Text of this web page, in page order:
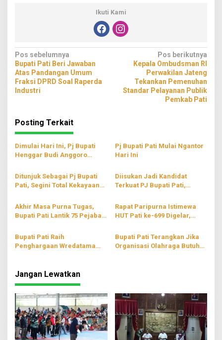
Ikuti Kami
Navigasi
pos
Pos sebelumnya
Bupati Pati Beri Jawaban
Atas Pandangan Umum
Fraksi DPRD Soal Raperda
Industri
Pos berikutnya
Kepala Ombudsman RI
Perwakilan Jateng
Tekankan Pemenuhan
Standar Pelayanan Publik
Pemkab Pati
Posting Terkait
Dimulai Hari Ini, Pj Bupati
Henggar Budi Anggoro
Taekwondo 2022
Pj Bupati Pati Mulai Ngantor
Hari Ini
Ditunjuk Sebagai Pj Bupati
Pati, Segini Total Kekayaan
Diisukan Jadi Kandidat
Terkuat PJ Bupati Pati,
Tidak Siap
Akhir Masa Purna Tugas,
Bupati Pati Lantik 75 Pejabat
Pemerintahan
Rapat Paripurna Istimewa
HUT Pati ke-699 Digelar,
Kebersamaan Menuju Pati
Sejahtera’
Bupati Pati Raih
Penghargaan Wredatama
Bupati Pati Terangkan Jika
Organisasi Olahraga Butuh
Jangan Lewatkan